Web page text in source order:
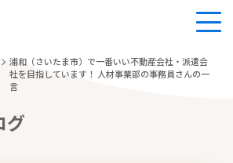
浦和（さいたま市）で一番いい不動産会社・派遣会
社を目指しています！ 人材事業部の事務員さんの一
言
グ